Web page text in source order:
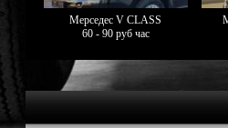
Мерседес V CLASS
60 - 90 руб час